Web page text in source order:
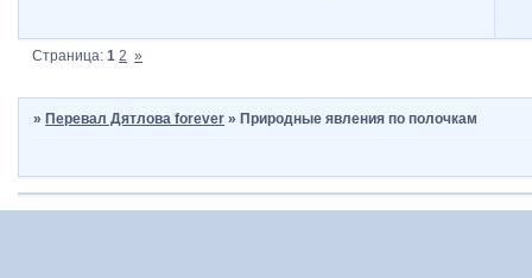
Страница:1 2 »
»Перевал Дятлова forever »Природные явления по полочкам